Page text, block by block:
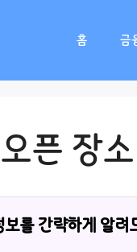
홈 금
픈 장
를 간략하게 알려